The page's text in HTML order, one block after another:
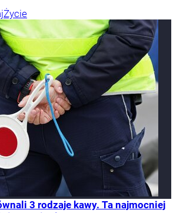
Życie
3 rodzaje kawy. Ta najmocniej